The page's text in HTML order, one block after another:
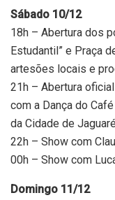
Sábado 10/12
18h – Abertura dos
Estudantil” e Praça
artesões locais e
21h – Abertura
com a Dança do
da Cidade de Jaguaré
22h – Show com
00h – Show com
Domingo 11/12